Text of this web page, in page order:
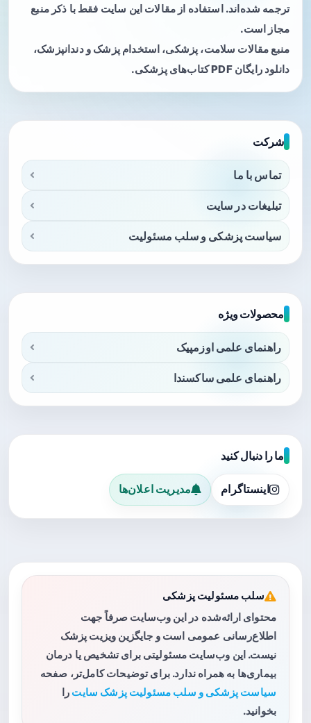
ترجمه شده‌اند. استفاده از مقالات این سایت فقط با ذکر منبع
مجاز است.
منبع مقالات سلامت، پزشکی، استخدام پزشک و دندانپزشک،
دانلود رایگان PDF کتاب‌های پزشکی.
شرکت
تماس با ما
تبلیغات در سایت
سیاست پزشکی و سلب مسئولیت
محصولات ویژه
راهنمای علمی اوزمپیک
راهنمای علمی ساکسندا
ما را دنبال کنید
اینستاگرام مدیریت اعلان‌ها
سلب مسئولیت پزشکی
محتوای ارائه‌شده در این وب‌سایت صرفاً جهت
اطلاع‌رسانی عمومی است و جایگزین ویزیت پزشک
نیست. این وب‌سایت مسئولیتی برای تشخیص یا درمان
بیماری‌ها به همراه ندارد. برای توضیحات کامل‌تر، صفحه
سیاست پزشکی و سلب مسئولیت پزشک سایت را
بخوانید.